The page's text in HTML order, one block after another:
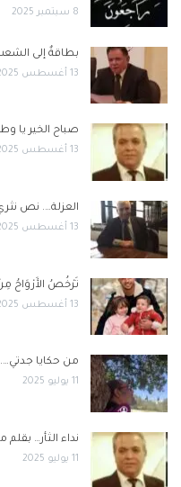
8 سبتمبر 2025
بطاقةٌ إلى
13 أغسطس 2025
صباح الخير يا
13 أغسطس 2025
العزلة…. نص
13 أغسطس 2025
تَرْخُصُ الأَرْوَاحُ
13 أغسطس 2025
من حكايا
11 يوليو 2025
نداء الثأر…
11 يوليو 2025